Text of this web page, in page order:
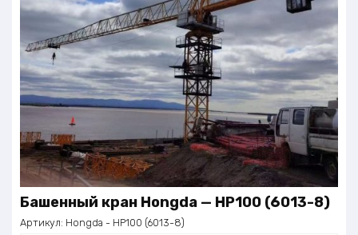
Башенный кран Нongdа — НР100 (6013-8)
Артикул: Нongdа - НР100 (6013-8)